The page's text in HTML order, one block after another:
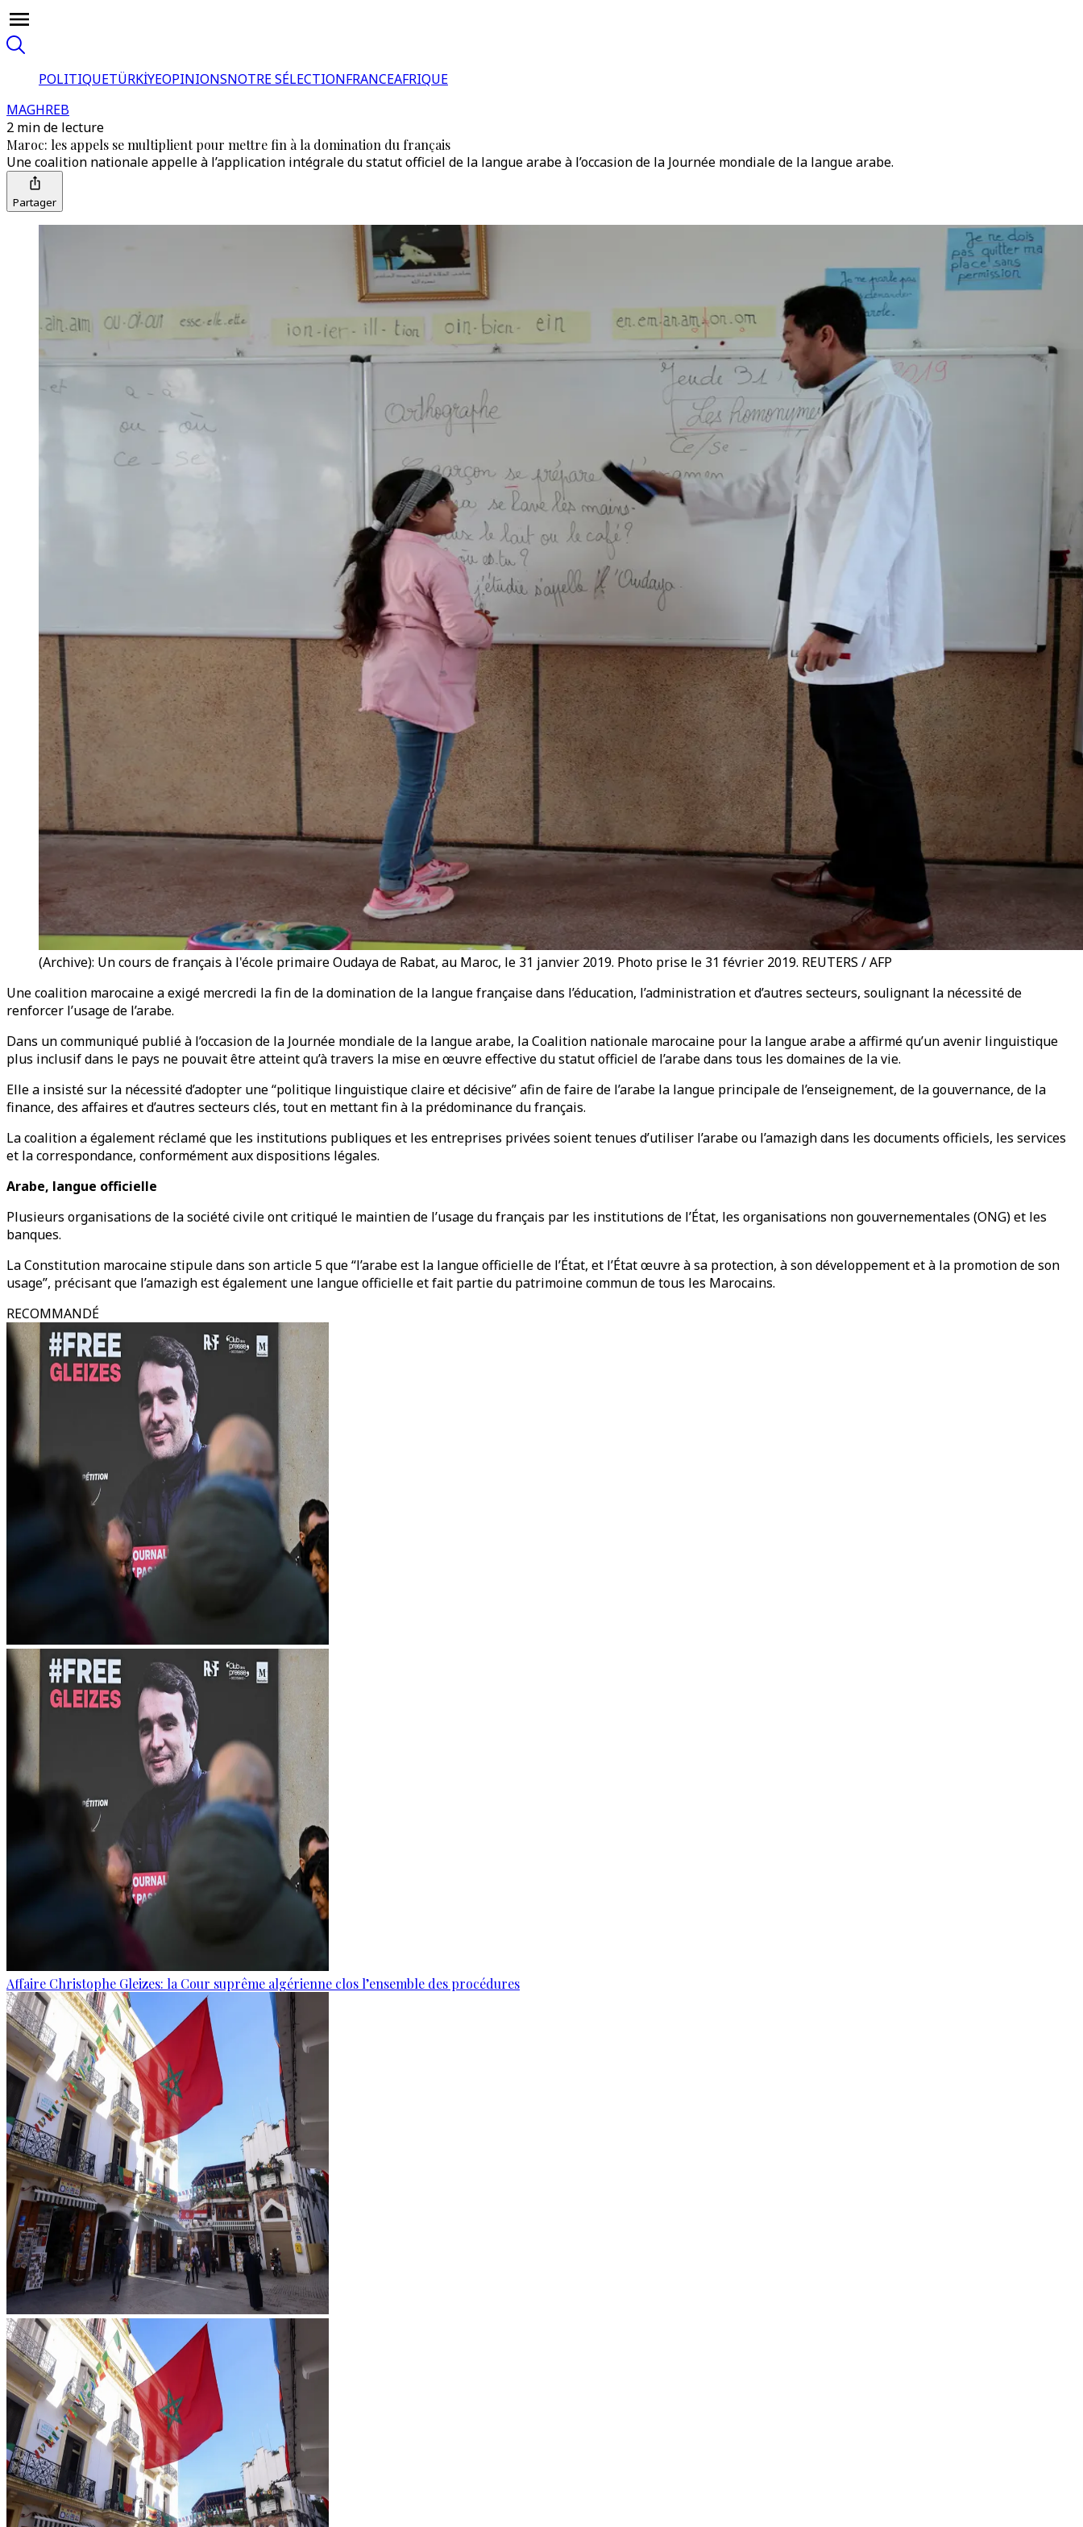
POLITIQUETÜRKİYEOPINIONSNOTRE SÉLECTIONFRANCEAFRIQUE
MAGHREB
2 min de lecture
Maroc: les appels se multiplient pour mettre fin à la domination du français
Une coalition nationale appelle à l’application intégrale du statut officiel de la langue arabe à l’occasion de la Journée mondiale de la langue arabe.
Partager
(Archive): Un cours de français à l'école primaire Oudaya de Rabat, au Maroc, le 31 janvier 2019. Photo prise le 31 février 2019. REUTERS / AFP
Une coalition marocaine a exigé mercredi la fin de la domination de la langue française dans l’éducation, l’administration et d’autres secteurs, soulignant la nécessité de
renforcer l’usage de l’arabe.
Dans un communiqué publié à l’occasion de la Journée mondiale de la langue arabe, la Coalition nationale marocaine pour la langue arabe a affirmé qu’un avenir linguistique
plus inclusif dans le pays ne pouvait être atteint qu’à travers la mise en œuvre effective du statut officiel de l’arabe dans tous les domaines de la vie.
Elle a insisté sur la nécessité d’adopter une “politique linguistique claire et décisive” afin de faire de l’arabe la langue principale de l’enseignement, de la gouvernance, de la
finance, des affaires et d’autres secteurs clés, tout en mettant fin à la prédominance du français.
La coalition a également réclamé que les institutions publiques et les entreprises privées soient tenues d’utiliser l’arabe ou l’amazigh dans les documents officiels, les services
et la correspondance, conformément aux dispositions légales.
Arabe, langue officielle
Plusieurs organisations de la société civile ont critiqué le maintien de l’usage du français par les institutions de l’État, les organisations non gouvernementales (ONG) et les
banques.
La Constitution marocaine stipule dans son article 5 que “l’arabe est la langue officielle de l’État, et l’État œuvre à sa protection, à son développement et à la promotion de son
usage”, précisant que l’amazigh est également une langue officielle et fait partie du patrimoine commun de tous les Marocains.
RECOMMANDÉ
Affaire Christophe Gleizes: la Cour suprême algérienne clos l’ensemble des procédures